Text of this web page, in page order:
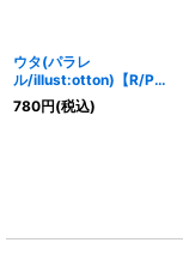
ウタ(パラレ
ル/illust:otton)【R/P】
{OP09-002}
780円(税込)